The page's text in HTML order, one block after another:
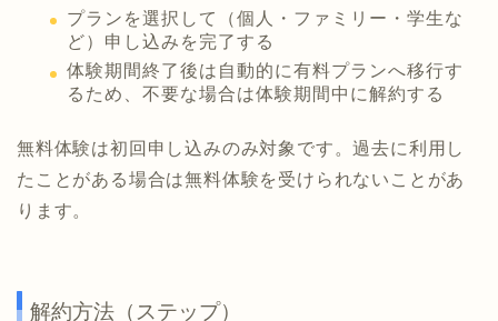
プランを選択して（個人・ファミリー・学生な
ど）申し込みを完了する
体験期間終了後は自動的に有料プランへ移行す
るため、不要な場合は体験期間中に解約する
無料体験は初回申し込みのみ対象です。過去に利用し
たことがある場合は無料体験を受けられないことがあ
ります。
解約方法（ステップ）